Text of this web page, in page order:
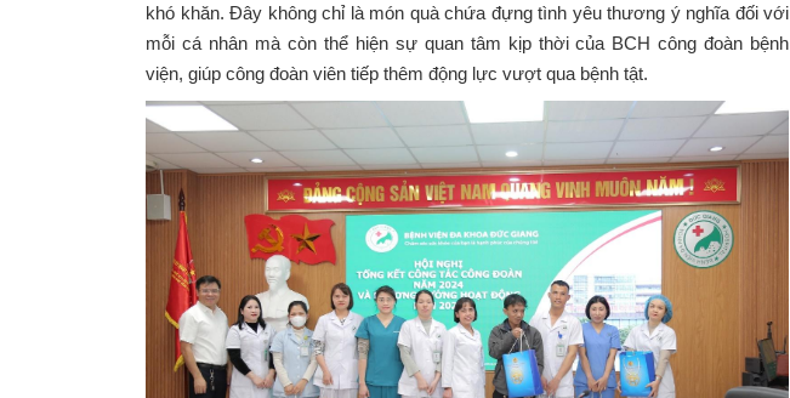
khó khăn. Đây không chỉ là món quà chứa đựng tình yêu thương ý nghĩa đối với
mỗi cá nhân mà còn thể hiện sự quan tâm kịp thời của BCH công đoàn bệnh
viện, giúp công đoàn viên tiếp thêm động lực vượt qua bệnh tật.